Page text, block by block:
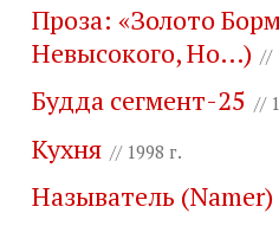
Проза: «Золото
Невысокого, Но…) //
Будда сегмент-25 //
Кухня // 1998 г.
Называтель (Namer)